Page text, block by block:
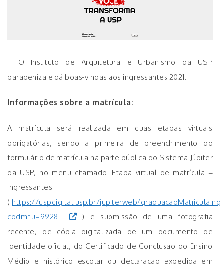
_ O Instituto de Arquitetura e Urbanismo da USP
parabeniza e dá boas-vindas aos ingressantes 2021.
Informações sobre a matrícula:
A matrícula será realizada em duas etapas virtuais
obrigatórias, sendo a primeira de preenchimento do
formulário de matrícula na parte pública do Sistema Júpiter
da USP, no menu chamado: Etapa virtual de matrícula –
ingressantes
( https://uspdigital.usp.br/jupiterweb/
codmnu=9928
) e submissão de uma fotografia
recente, de cópia digitalizada de um documento de
identidade oficial, do Certificado de Conclusão do Ensino
Médio e histórico escolar ou declaração expedida em